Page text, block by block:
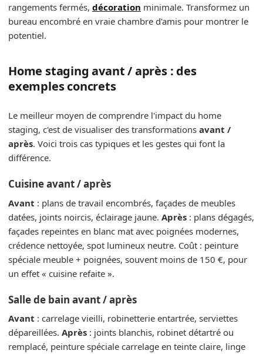
rangements fermés, décoration minimale. Transformez un
bureau encombré en vraie chambre d'amis pour montrer le
potentiel.
Home staging avant / après : des
exemples concrets
Le meilleur moyen de comprendre l'impact du home
staging, c'est de visualiser des transformations avant /
après. Voici trois cas typiques et les gestes qui font la
différence.
Cuisine avant / après
Avant : plans de travail encombrés, façades de meubles
datées, joints noircis, éclairage jaune. Après : plans dégagés,
façades repeintes en blanc mat avec poignées modernes,
crédence nettoyée, spot lumineux neutre. Coût : peinture
spéciale meuble + poignées, souvent moins de 150 €, pour
un effet « cuisine refaite ».
Salle de bain avant / après
Avant : carrelage vieilli, robinetterie entartrée, serviettes
dépareillées. Après : joints blanchis, robinet détartré ou
remplacé, peinture spéciale carrelage en teinte claire, linge